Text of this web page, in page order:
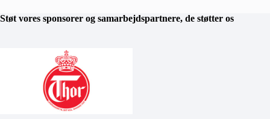
Støt vores sponsorer og samarbejdspartnere, de støtter os